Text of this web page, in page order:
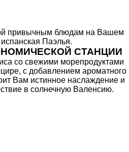
привычным блюдам на Вашем
Паэлья.
СТАНЦИИ
со свежими морепродуктами
с добавлением ароматного
Вам истинное наслаждение и
в солнечную Валенсию.